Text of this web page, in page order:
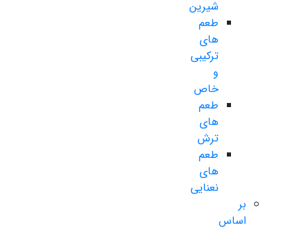
شیرین
طعم
های
ترکیبی
و
خاص
طعم
های
ترش
طعم
های
نعنایی
بر
اساس